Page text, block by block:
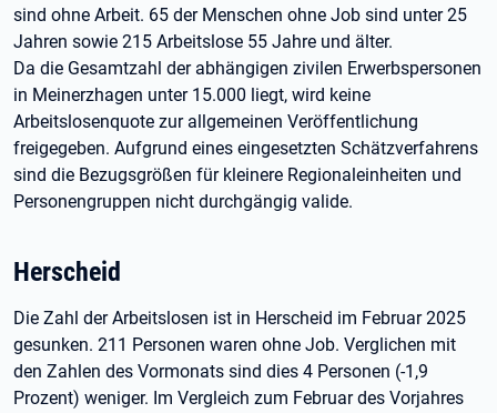
sind ohne Arbeit. 65 der Menschen ohne Job sind unter 25
Jahren sowie 215 Arbeitslose 55 Jahre und älter.
Da die Gesamtzahl der abhängigen zivilen Erwerbspersonen
in Meinerzhagen unter 15.000 liegt, wird keine
Arbeitslosenquote zur allgemeinen Veröffentlichung
freigegeben. Aufgrund eines eingesetzten Schätzverfahrens
sind die Bezugsgrößen für kleinere Regionaleinheiten und
Personengruppen nicht durchgängig valide.
Herscheid
Die Zahl der Arbeitslosen ist in Herscheid im Februar 2025
gesunken. 211 Personen waren ohne Job. Verglichen mit
den Zahlen des Vormonats sind dies 4 Personen (-1,9
Prozent) weniger. Im Vergleich zum Februar des Vorjahres